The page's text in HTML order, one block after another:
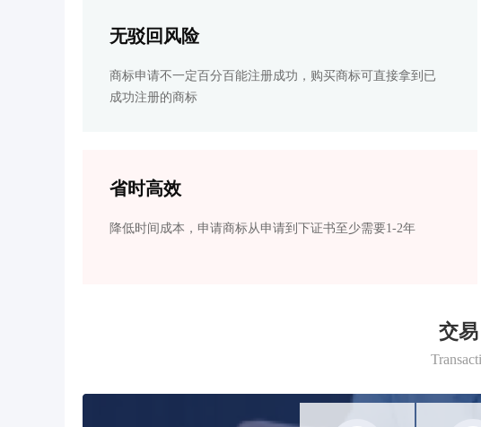
无驳回风险
商标申请不一定百分百能注册成功，购买商标可直接拿到已
成功注册的商标
省时高效
降低时间成本，申请商标从申请到下证书至少需要1-2年
交易